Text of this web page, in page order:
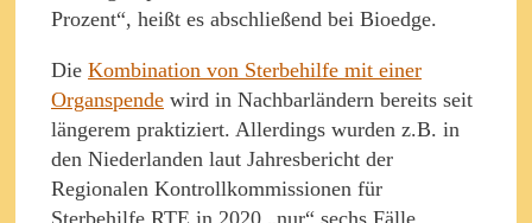
Prozent“, heißt es abschließend bei Bioedge.
Die Kombination von Sterbehilfe mit einer
Organspende wird in Nachbarländern bereits seit
längerem praktiziert. Allerdings wurden z.B. in
den Niederlanden laut Jahresbericht der
Regionalen Kontrollkommissionen für
Sterbehilfe RTE in 2020 „nur“ sechs Fälle